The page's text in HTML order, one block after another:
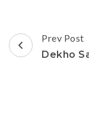
PostPrev Post
Dekho